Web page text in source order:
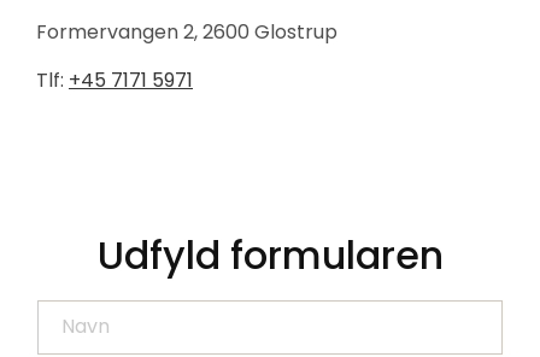
Formervangen 2, 2600 Glostrup
Tlf: +45 7171 5971
Udfyld formularen
Navn